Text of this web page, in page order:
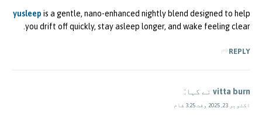
yusleep is a gentle, nano-enhanced nightly blend designed to help
you drift off quickly, stay asleep longer, and wake feeling clear.
REPLY
vitta burn نے کہا:
اکتوبر 23, 2025 وقت 3:25 شام